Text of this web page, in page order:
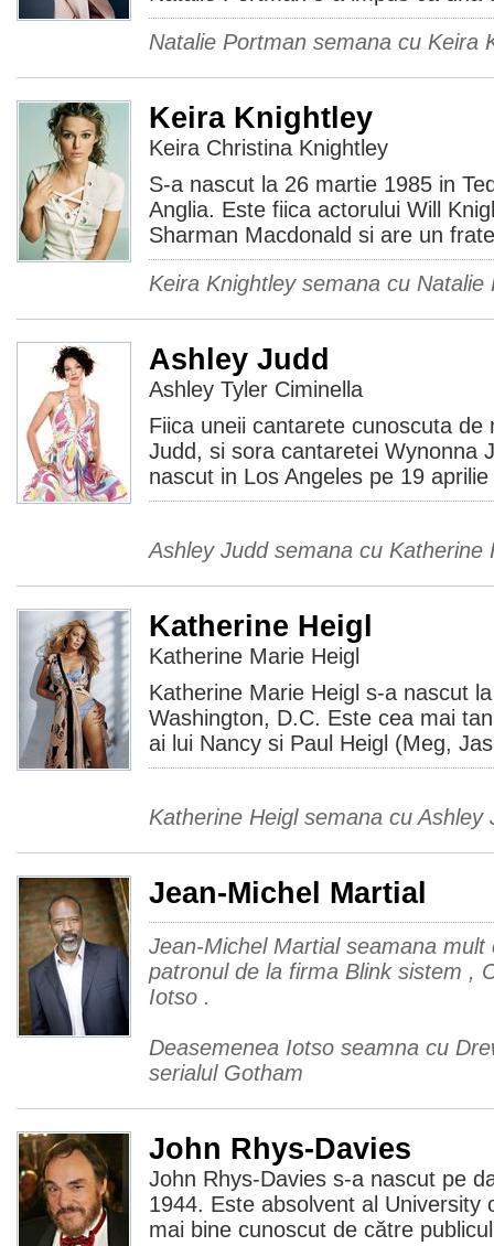
Natalie Portman semana cu Keira
Keira Knightley
Keira Christina Knightley
S-a nascut la 26 martie 1985 in
Anglia. Este fiica actorului Will
Sharman Macdonald si are un
Keira Knightley semana cu Natalie
Ashley Judd
Ashley Tyler Ciminella
Fiica uneii cantarete cunoscuta de
Judd, si sora cantaretei Wynonna
nascut in Los Angeles pe 19
Ashley Judd semana cu Katherine
Katherine Heigl
Katherine Marie Heigl
Katherine Marie Heigl s-a nascut
Washington, D.C. Este cea mai
ai lui Nancy si Paul Heigl (Meg,
Katherine Heigl semana cu Ashley
Jean-Michel Martial
Jean-Michel Martial seamana mult
patronul de la firma Blink sistem ,
Iotso .
Deasemenea Iotso seamna cu
serialul Gotham
John Rhys-Davies
John Rhys-Davies s-a nascut pe
1944. Este absolvent al University
mai bine cunoscut de către